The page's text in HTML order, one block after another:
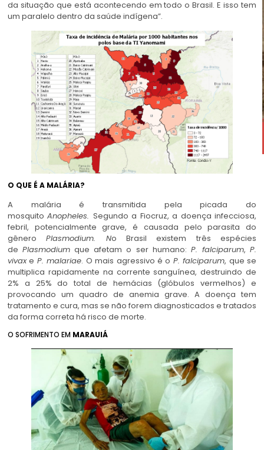
da situação que está acontecendo em todo o Brasil. E isso tem
um paralelo dentro da saúde indígena”.
O QUE É A MALÁRIA?
A malária é transmitida pela picada do
mosquitoAnopheles. Segundo a Fiocruz, a doença infecciosa,
febril, potencialmente grave, é causada pelo parasita do
gêneroPlasmodium. No Brasil existem três espécies
dePlasmodium que afetam o ser humano: P. falciparum,P.
vivaxe P. malariae. O mais agressivo é o P. falciparum, que se
multiplica rapidamente na corrente sanguínea, destruindo de
2% a 25% do total de hemácias (glóbulos vermelhos) e
provocando um quadro de anemia grave. A doença tem
tratamento e cura, mas se não forem diagnosticados e tratados
da forma correta há risco de morte.
O SOFRIMENTO EM MARAUIÁ